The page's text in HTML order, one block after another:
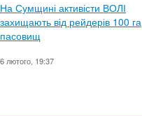
На Сумщині активісти ВОЛІ
захищають від рейдерів 100 га
пасовищ
6 лютого, 19:37